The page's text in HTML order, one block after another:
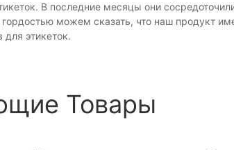
В последние месяцы они
можем сказать, что наш продукт
этикеток.
Товары